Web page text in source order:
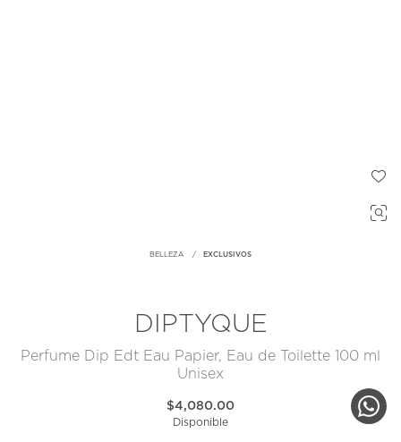
BELLEZA EXCLUSIVOS
DIPTYQUE
Perfume Dip Edt Eau Papier, Eau de Toilette 100 ml
Unisex
$4,080.00
Disponible